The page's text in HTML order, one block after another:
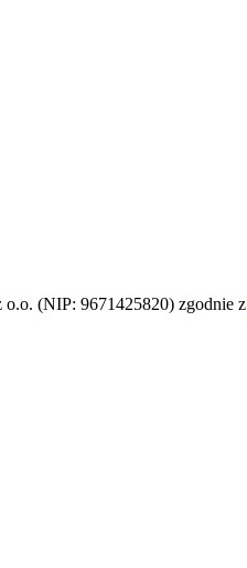
o.o. (NIP: 9671425820) zgodnie z